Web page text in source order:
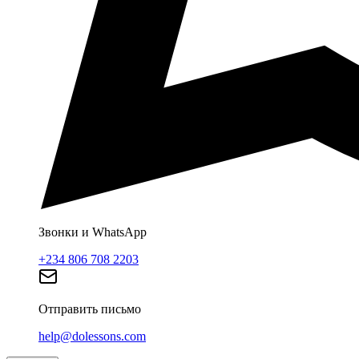
Звонки и WhatsApp
+234 806 708 2203
Отправить письмо
help@dolessons.com